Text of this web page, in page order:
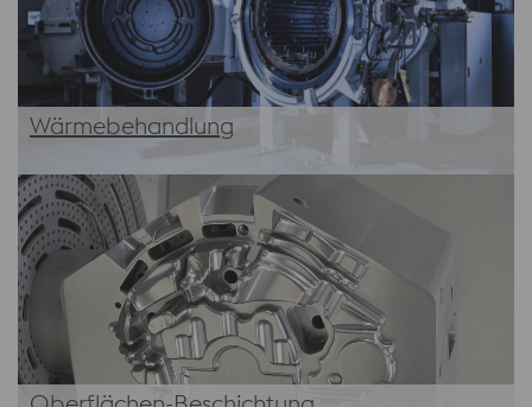
Wärmebehandlung